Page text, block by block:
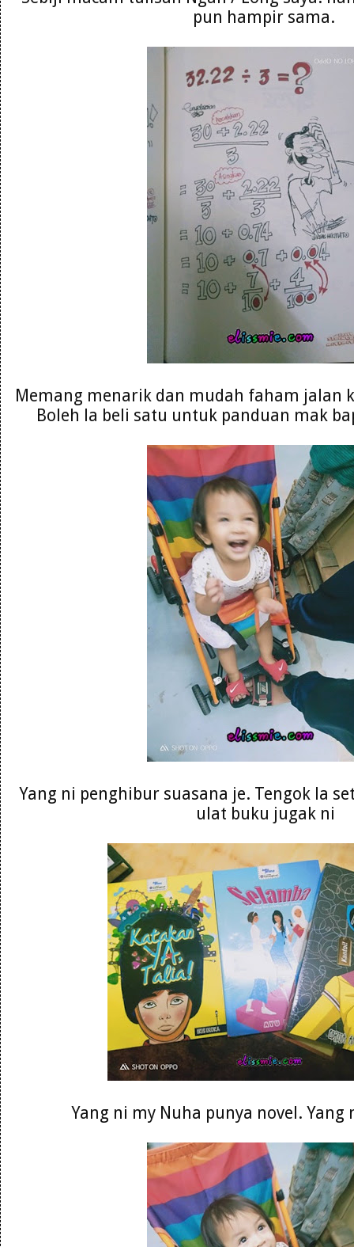
pun hampir sama.
Memang menarik dan mudah faham jalan
Boleh la beli satu untuk panduan mak
Yang ni penghibur suasana je. Tengok la
ulat buku jugak ni
Yang ni my Nuha punya novel. Yang